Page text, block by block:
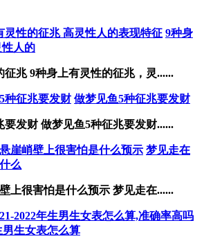
9种身
性人的
征兆 9种身上有灵性的征兆，灵......
做梦见鱼5种征兆要发财
要发财 做梦见鱼5种征兆要发财......
梦见走在
么
上很害怕是什么预示 梦见走在......
男生女表怎么算